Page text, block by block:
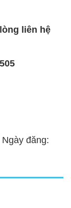
liên hệ
đăng: